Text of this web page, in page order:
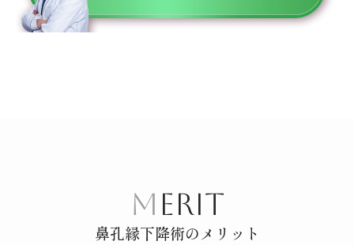
MERIT
鼻孔縁下降術のメリット